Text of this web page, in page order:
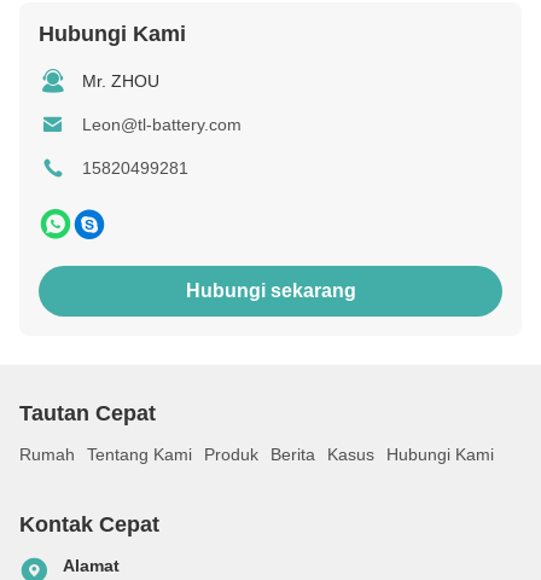
Hubungi Kami
Mr. ZHOU
Leon@tl-battery.com
15820499281
Hubungi sekarang
Tautan Cepat
Rumah Tentang Kami Produk Berita Kasus Hubungi Kami
Kontak Cepat
Alamat